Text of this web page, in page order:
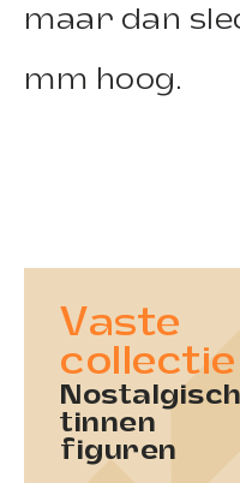
maar dan
mm hoog.
Vaste
collectie
tinnen
figuren